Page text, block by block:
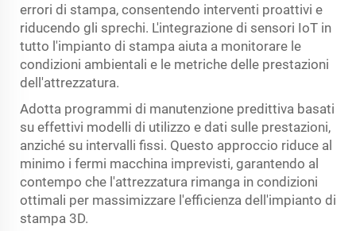
errori di stampa, consentendo interventi proattivi e
riducendo gli sprechi. L'integrazione di sensori IoT in
tutto l'impianto di stampa aiuta a monitorare le
condizioni ambientali e le metriche delle prestazioni
dell'attrezzatura.
Adotta programmi di manutenzione predittiva basati
su effettivi modelli di utilizzo e dati sulle prestazioni,
anziché su intervalli fissi. Questo approccio riduce al
minimo i fermi macchina imprevisti, garantendo al
contempo che l'attrezzatura rimanga in condizioni
ottimali per massimizzare l'efficienza dell'impianto di
stampa 3D.